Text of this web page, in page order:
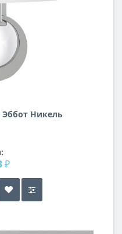
Эббот Никель
₽